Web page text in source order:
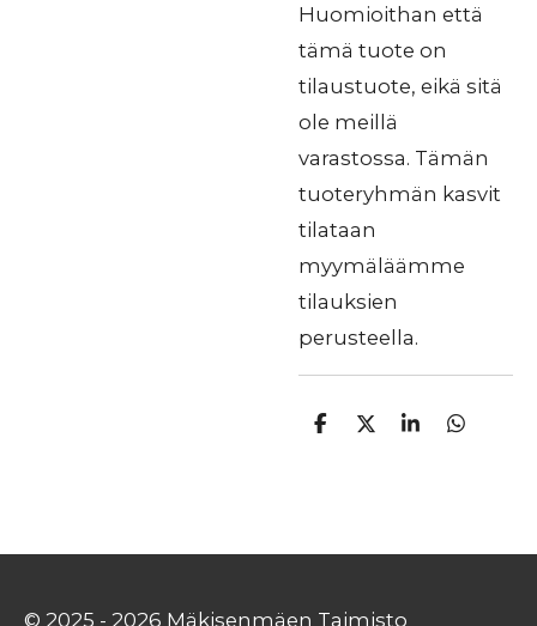
Huomioithan että
tämä tuote on
tilaustuote, eikä sitä
ole meillä
varastossa. Tämän
tuoteryhmän kasvit
tilataan
myymäläämme
tilauksien
perusteella.
J
J
J
J
© 2025 - 2026 Mäkisenmäen Taimisto